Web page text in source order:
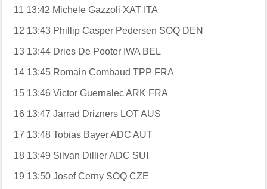
11 13:42 Michele Gazzoli XAT ITA
12 13:43 Phillip Casper Pedersen SOQ DEN
13 13:44 Dries De Pooter IWA BEL
14 13:45 Romain Combaud TPP FRA
15 13:46 Victor Guernalec ARK FRA
16 13:47 Jarrad Drizners LOT AUS
17 13:48 Tobias Bayer ADC AUT
18 13:49 Silvan Dillier ADC SUI
19 13:50 Josef Cerny SOQ CZE